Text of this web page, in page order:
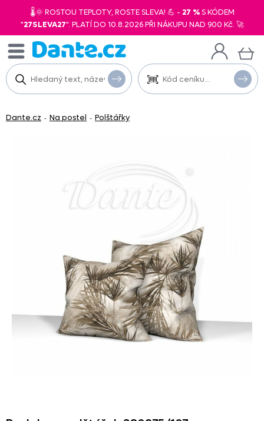
🌡️🌞 ROSTOU TEPLOTY, ROSTE SLEVA! 💪 - 27 %S KÓDEM
"27SLEVA27". PLATÍ DO 10.8.2026 PŘI NÁKUPU NAD 900 Kč. 🚀
Dante.cz - Na postel - Polštářky